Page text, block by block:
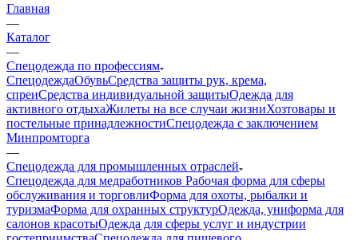
Главная
—
Каталог
—
Спецодежда по профессиям
СпецодеждаОбувьСредства защиты рук, крема,
спреиСредства индивидуальной защитыОдежда для
активного отдыхаЖилеты на все случаи жизниХозтовары и
постельные принадлежностиСпецодежда с заключением
Минпромторга
—
Спецодежда для промышленных отраслей
Спецодежда для медработников Рабочая форма для сферы
обслуживания и торговлиФорма для охоты, рыбалки и
туризмаФорма для охранных структурОдежда, униформа для
салонов красотыОдежда для сферы услуг и индустрии